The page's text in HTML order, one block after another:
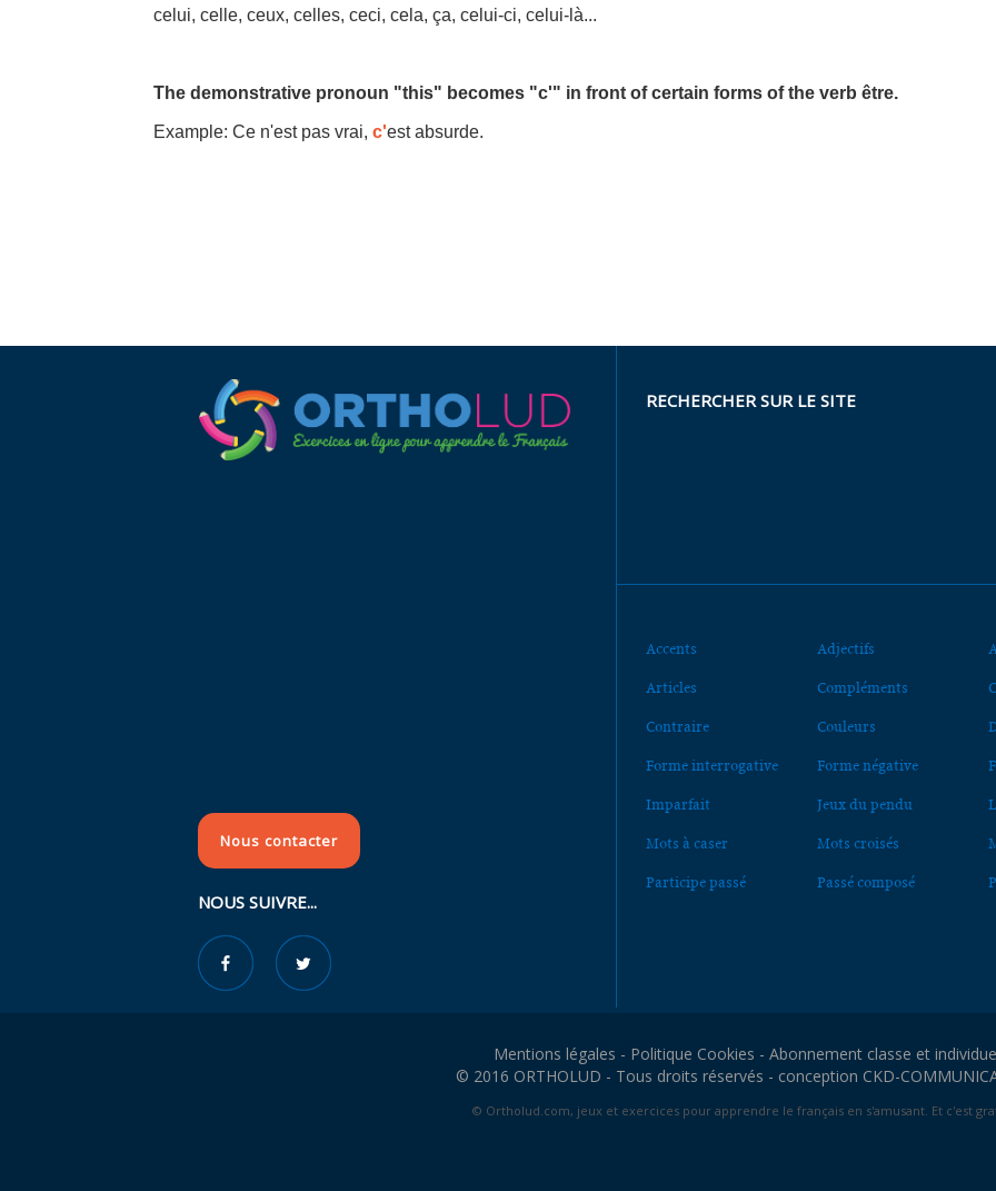
celui, celle, ceux, celles, ceci, cela, ça, celui-ci, celui-là...
The demonstrative pronoun "this" becomes "c'" in front of certain forms of the verb être.
Example: Ce n'est pas vrai, c'est absurde.
Nous contacter
NOUS SUIVRE...
RECHERCHER SUR LE SITE
Accents Adjectifs
Articles Compléments
Contraire Couleurs
Forme interrogative Forme négative
Imparfait Jeux du pendu
Mots à caser Mots croisés
Participe passé Passé composé
Mentions légales - Politique Cookies - Abonnement classe et
© 2016 ORTHOLUD - Tous droits réservés - conception CKD-
© Ortholud.com, jeux et exercices pour apprendre le français en s'amusant. Et c'est